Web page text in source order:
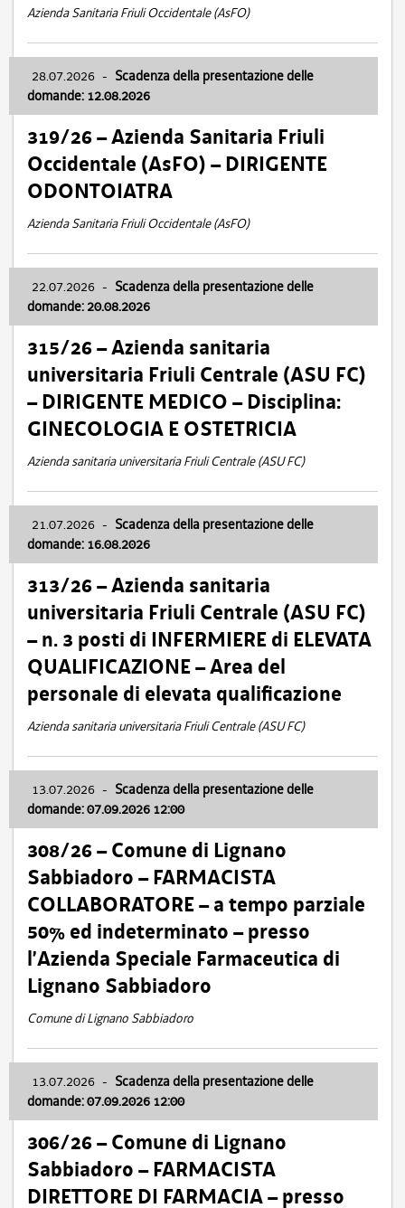
Azienda Sanitaria Friuli Occidentale (AsFO)
28.07.2026 - Scadenza della presentazione delle
domande: 12.08.2026
319/26 – Azienda Sanitaria Friuli
Occidentale (AsFO) – DIRIGENTE
ODONTOIATRA
Azienda Sanitaria Friuli Occidentale (AsFO)
22.07.2026 - Scadenza della presentazione delle
domande: 20.08.2026
315/26 – Azienda sanitaria
universitaria Friuli Centrale (ASU FC)
– DIRIGENTE MEDICO – Disciplina:
GINECOLOGIA E OSTETRICIA
Azienda sanitaria universitaria Friuli Centrale (ASU FC)
21.07.2026 - Scadenza della presentazione delle
domande: 16.08.2026
313/26 – Azienda sanitaria
universitaria Friuli Centrale (ASU FC)
– n. 3 posti di INFERMIERE di ELEVATA
QUALIFICAZIONE – Area del
personale di elevata qualificazione
Azienda sanitaria universitaria Friuli Centrale (ASU FC)
13.07.2026 - Scadenza della presentazione delle
domande: 07.09.2026 12:00
308/26 – Comune di Lignano
Sabbiadoro – FARMACISTA
COLLABORATORE – a tempo parziale
50% ed indeterminato – presso
l’Azienda Speciale Farmaceutica di
Lignano Sabbiadoro
Comune di Lignano Sabbiadoro
13.07.2026 - Scadenza della presentazione delle
domande: 07.09.2026 12:00
306/26 – Comune di Lignano
Sabbiadoro – FARMACISTA
DIRETTORE DI FARMACIA – presso